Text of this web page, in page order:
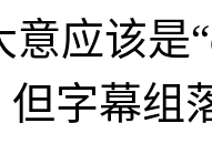
应该是
但字幕组